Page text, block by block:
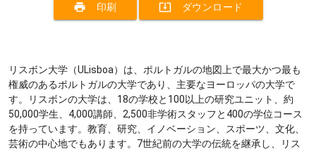
print 印刷 system_update_alt ダウンロード
リスボン大学（ULisboa）は、ポルトガルの地図上で最大かつ最も
権威のあるポルトガルの大学であり、主要なヨーロッパの大学で
す。リスボンの大学は、18の学校と100以上の研究ユニット、約
50,000学生、4,000講師、2,500非学術スタッフと400の学位コース
を持っています。教育、研究、イノベーション、スポーツ、文化、
芸術の中心地でもあります。7世紀前の大学の伝統を継承し、リス